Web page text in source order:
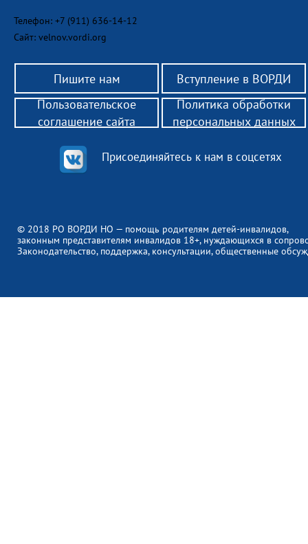
Телефон: +7 (911) 636-14-12
Сайт: velnov.vordi.org
Пишите нам Вступление в ВОРДИ
© 2018 РО ВОРДИ НО — помощь родителям детей-инвалидов,
законным представителям инвалидов 18+, нуждающихся в
Законодательство, поддержка, консультации, общественные
Присоединяйтесь к нам в соцсетях
Пользовательское
соглашение сайта
Политика обработки
персональных данных